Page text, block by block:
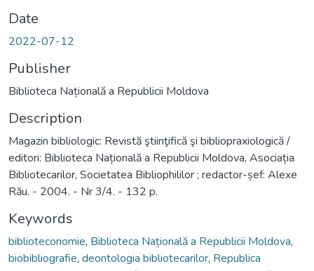
Date
2022-07-12
Publisher
Biblioteca Națională a Republicii Moldova
Description
Magazin bibliologic: Revistă ştiinţifică şi bibliopraxiologică /
editori: Biblioteca Națională a Republicii Moldova, Asociația
Bibliotecarilor, Societatea Bibliophililor ; redactor-șef: Alexe
Rău. - 2004. - Nr 3/4. - 132 p.
Keywords
biblioteconomie, Biblioteca Națională a Republicii Moldova,
biobibliografie, deontologia bibliotecarilor, Republica